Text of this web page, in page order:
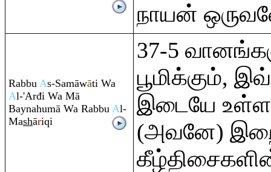
நாயன்
Rabbu As-Samāwāti Wa
Al-'Arđi Wa Mā
Baynahumā Wa Rabbu Al-
Mashāriqi
37-5
பூமிக்கும்,
இடையே
(அவனே)